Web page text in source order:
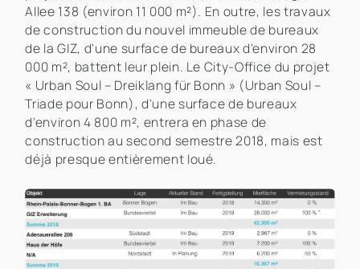
Allee 138 (environ 11 000 m²). En outre, les travaux
de construction du nouvel immeuble de bureaux
de la GIZ, d'une surface de bureaux d'environ 28
000 m², battent leur plein. Le City-Office du projet
« Urban Soul – Dreiklang für Bonn » (Urban Soul –
Triade pour Bonn), d'une surface de bureaux
d'environ 4 800 m², entrera en phase de
construction au second semestre 2018, mais est
déjà presque entièrement loué.